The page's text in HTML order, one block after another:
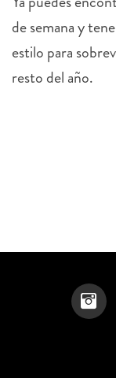
de semana y
estilo para
resto del año.